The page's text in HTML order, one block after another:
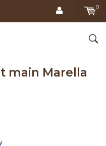
0
main Marella